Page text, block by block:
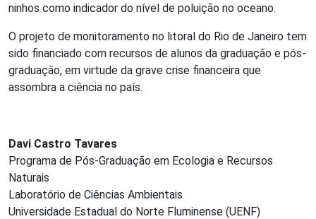
ninhos como indicador do nível de poluição no oceano.
O projeto de monitoramento no litoral do Rio de Janeiro tem
sido financiado com recursos de alunos da graduação e pós-
graduação, em virtude da grave crise financeira que
assombra a ciência no país.
Davi Castro Tavares
Programa de Pós-Graduação em Ecologia e Recursos
Naturais
Laboratório de Ciências Ambientais
Universidade Estadual do Norte Fluminense (UENF)